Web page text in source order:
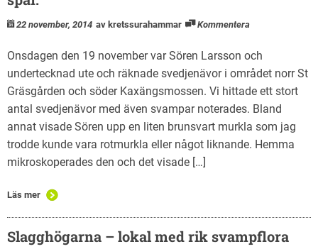
22 november, 2014 av kretssurahammar Kommentera
Onsdagen den 19 november var Sören Larsson och
undertecknad ute och räknade svedjenävor i området norr St
Gräsgården och söder Kaxängsmossen. Vi hittade ett stort
antal svedjenävor med även svampar noterades. Bland
annat visade Sören upp en liten brunsvart murkla som jag
trodde kunde vara rotmurkla eller något liknande. Hemma
mikroskoperades den och det visade […]
Läs mer
Slagghögarna – lokal med rik svampflora